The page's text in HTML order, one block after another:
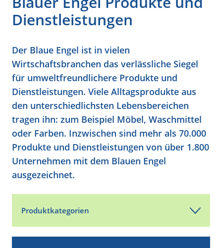
Dienstleistungen
Der Blaue Engel ist in vielen
Wirtschaftsbranchen das verlässliche Siegel
für umweltfreundlichere Produkte und
Dienstleistungen. Viele Alltagsprodukte aus
den unterschiedlichsten Lebensbereichen
tragen ihn: zum Beispiel Möbel, Waschmittel
oder Farben. Inzwischen sind mehr als 70.000
Produkte und Dienstleistungen von über 1.800
Unternehmen mit dem Blauen Engel
ausgezeichnet.
Produktkategorien